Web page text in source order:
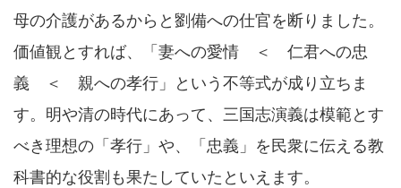
母の介護があるからと劉備への仕官を断りました。
価値観とすれば、「妻への愛情 ＜ 仁君への忠
義 ＜ 親への孝行」という不等式が成り立ちま
す。明や清の時代にあって、三国志演義は模範とす
べき理想の「孝行」や、「忠義」を民衆に伝える教
科書的な役割も果たしていたといえます。